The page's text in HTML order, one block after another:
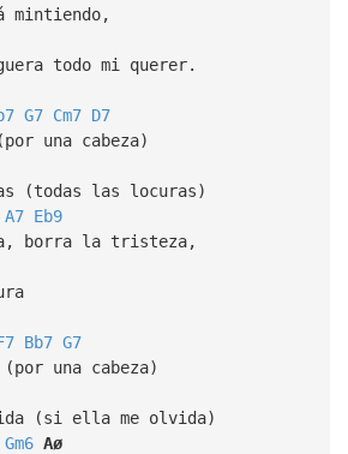
mintiendo,
todo mi querer.
G7 Cm7 D7
una cabeza)
(todas las locuras)
A7 Eb9
borra la tristeza,
Bb7 G7
(por una cabeza)
(si ella me olvida)
Gm6 Aø